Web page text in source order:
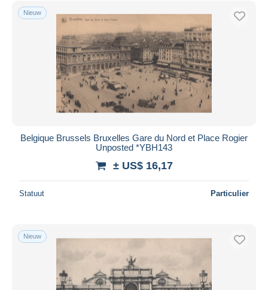
Nieuw
Belgique Brussels Bruxelles Gare du Nord et Place Rogier
Unposted *YBH143
± US$ 16,17
Statuut Particulier
Nieuw